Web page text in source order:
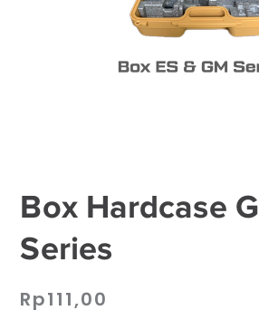
Box Hardcase
Series
Rp111,00